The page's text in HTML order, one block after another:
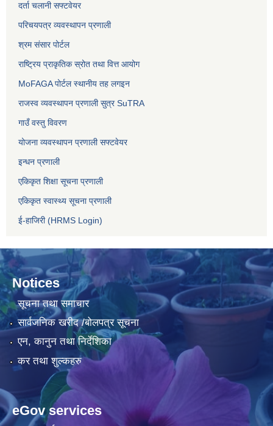
दर्ता चलानी सफ्टवेयर
परिचयपत्र व्यवस्थापन प्रणाली
श्रम संसार पोर्टल
राष्ट्रिय प्राकृतिक स्रोत तथा वित्त आयोग
MoFAGA पोर्टल स्थानीय तह लगइन
राजस्व व्यवस्थापन प्रणाली सुत्र SuTRA
गाउँ वस्तु विवरण
योजना व्यवस्थापन प्रणाली सफ्टवेयर
इन्धन प्रणाली
एकिकृत शिक्षा सूचना प्रणाली
एकिकृत स्वास्थ्य सूचना प्रणाली
ई-हाजिरी (HRMS Login)
Notices
सूचना तथा समाचार
सार्वजनिक खरीद /बोलपत्र सूचना
एन, कानुन तथा निर्देशिका
कर तथा शुल्कहरु
eGov services